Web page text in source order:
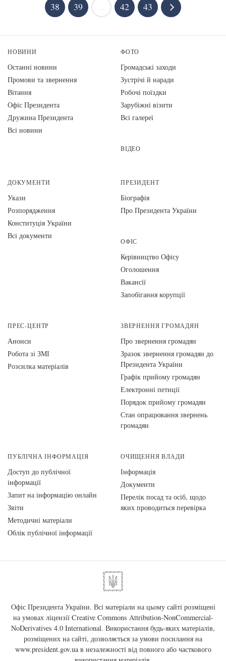
38
39 42 43
НОВИНИ
Останні новини
Промови та звернення
Вiтання
Офіс Президента
Дружина Президента
Всі новини
ФОТО
Громадські заходи
Зустрічі й наради
Робочі поїздки
Зарубіжні візити
Всі галереї
ВІДЕО
ДОКУМЕНТИ
Укази
Розпорядження
Конституція України
Всі документи
ПРЕЗИДЕНТ
Біографія
Про Президента України
ОФІС
Керівництво Офісу
Оголошення
Вакансії
Запобігання корупції
ПРЕС-ЦЕНТР
Анонси
Робота зі ЗМІ
Розсилка матеріалів
ЗВЕРНЕННЯ ГРОМАДЯН
Про звернення громадян
Зразок звернення громадян до
Президента України
Графік прийому громадян
Електронні петиції
Порядок прийому громадян
Стан опрацювання звернень
громадян
ПУБЛІЧНА ІНФОРМАЦІЯ
Доступ до публічної
інформації
Запит на інформацію онлайн
Звіти
Методичні матеріали
Облік публічної інформації
ОЧИЩЕННЯ ВЛАДИ
Інформація
Документи
Перелік посад та осіб, щодо
яких проводиться перевірка
Офіс Президента України. Всі матеріали на цьому сайті розміщені
на умовах ліцензії Creative Commons Attribution-NonCommercial-
NoDerivatives 4.0 International. Використання будь-яких матеріалів,
розміщених на сайті, дозволяється за умови посилання на
www.president.gov.uaв незалежності від повного або часткового